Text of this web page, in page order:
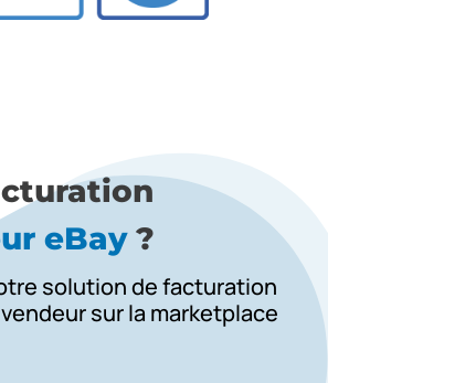
eBay?
solution defacturation
sur la marketplace